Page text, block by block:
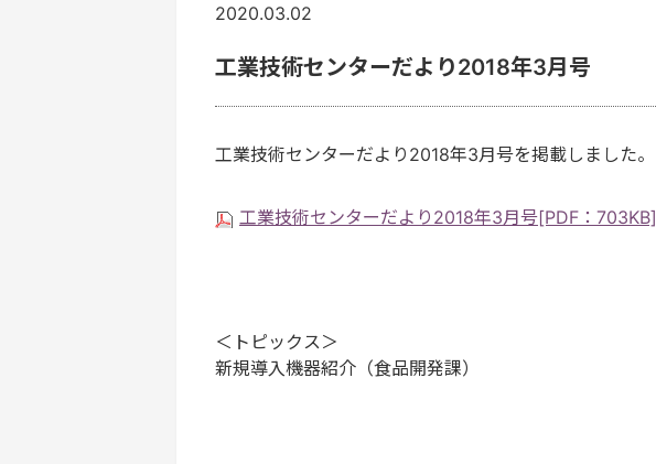
2020.03.02
工業技術センターだより2018年3月号
工業技術センターだより2018年3月号を掲載しました。
工業技術センターだより2018年3月号[PDF：703KB]
＜トピックス＞
新規導入機器紹介（食品開発課）